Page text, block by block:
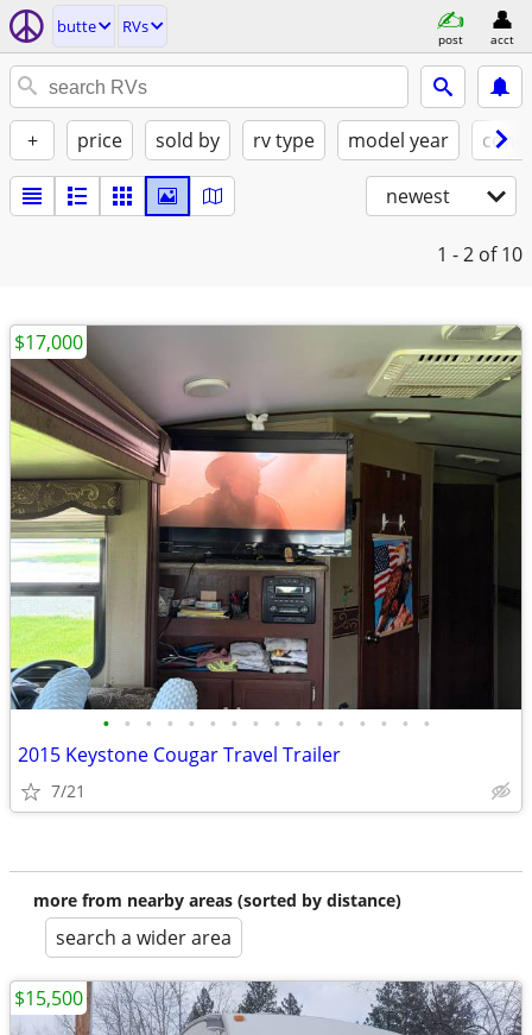
butte RVs
post acct
+ price sold by rv type model year
newest
1 - 2 of 10
• • • • • • • • • • • • • • • •
2015 Keystone Cougar Travel Trailer
7/21
$17,000
more from nearby areas (sorted by distance)
search a wider area
$15,500